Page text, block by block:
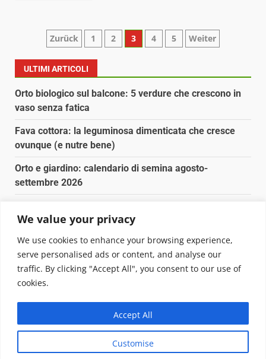
We value your privacy
We use cookies to enhance your browsing experience,
serve personalised ads or content, and analyse our
traffic. By clicking "Accept All", you consent to our use of
cookies.
Customise
Accept All
Paginazione
degli
articoli
Zurück 1 2 3 4 5 Weiter
ULTIMI ARTICOLI
Orto biologico sul balcone: 5 verdure che crescono in
vaso senza fatica
Fava cottora: la leguminosa dimenticata che cresce
ovunque (e nutre bene)
Orto e giardino: calendario di semina agosto-
settembre 2026
Fava cottora: come cucinarla, quando è di stagione e
perché vale la pena
Copyright © 2025 Biopianeta.it proprietà di Jws Media
Questo blog non è una testata giornalistica, in quanto
viene aggiornato senza alcuna periodicità. Non può
pertanto considerarsi un prodotto editoriale ai sensi
della legge n. 62 del 07.03.2001|DarkNewsvon AF